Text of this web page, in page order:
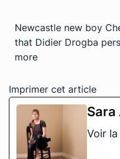
Newcastle new boy
that Didier Drogba
more
Imprimer cet article
Voir